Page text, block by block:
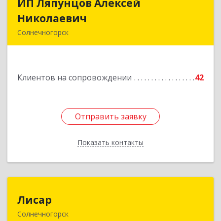
ИП Ляпунцов Алексей
Николаевич
Солнечногорск
Клиентов на сопровождении 42
Отправить заявку
Показать контакты
ИП Ляпунцов Алексей
Отправить заявку
Назад
Лисар
Солнечногорск
141551, Московская обл, Солнечногорский р-н,